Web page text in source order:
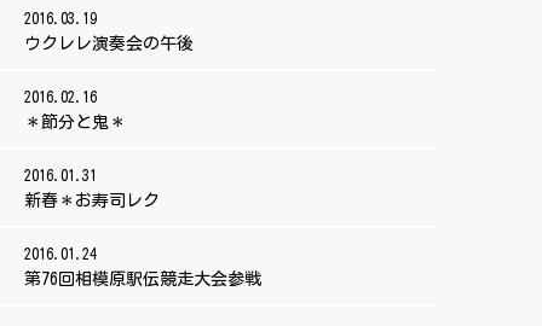
2016.03.19
ウクレレ演奏会の午後
2016.02.16
＊節分と鬼＊
2016.01.31
新春＊お寿司レク
2016.01.24
第76回相模原駅伝競走大会参戦